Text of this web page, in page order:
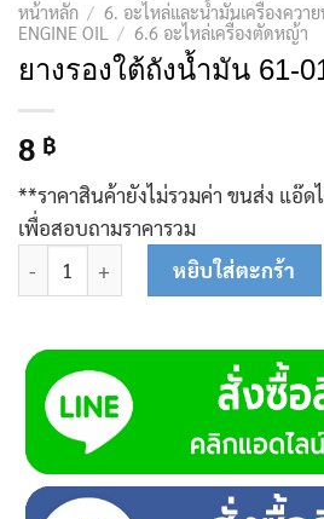
หน้าหลัก / 6. อะไหล่และน้ำมันเครื่องควาย
ENGINE OIL
/ 6.6 อะไหล่เครื่องตัดหญ้า
ยางรองใต้ถังน้ำมัน 61-
8 ฿
**ราคาสินค้ายังไม่รวมค่า ขนส่ง แอ๊ด
เพื่อสอบถามราคารวม
จำนวน ยางรองใต้ถังน้ำมัน 61-0137L ชิ้น
หยิบใส่ตะกร้า